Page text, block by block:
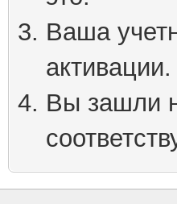
Ваша
активации.
Вы зашли